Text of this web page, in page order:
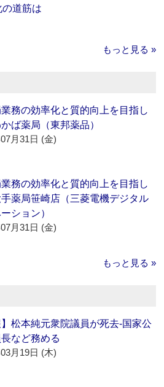
道筋は
もっと見る »
業務の効率化と質的向上を目指し
ば薬局（東邦薬品）
月31日 (金)
業務の効率化と質的向上を目指し
薬局笹崎店（三菱電機デジタル
ション）
月31日 (金)
もっと見る »
】松本純元衆院議員が死去‐国家公
など務める
月19日 (木)